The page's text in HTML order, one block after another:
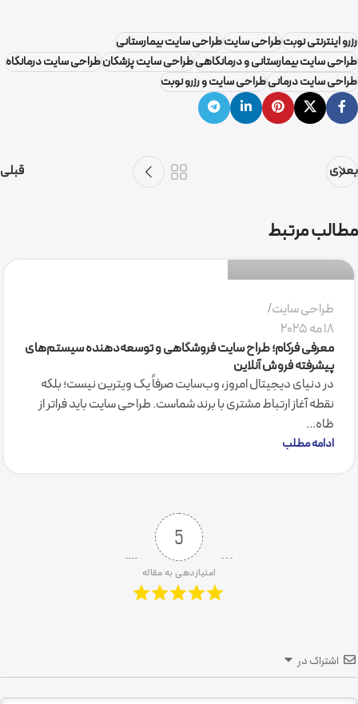
رزرو اینترنتی نوبتطراحی سایتطراحی سایت بیمارستانی
طراحی سایت بیمارستانی و درمانگاهیطراحی سایت پزشکانطراحی سایت درمانگاه
طراحی سایت درمانیطراحی سایت و رزرو نوبت
بعدی قبلی
مطالب مرتبط
طراحی سایت
18 مه 2025
معرفی فرکام؛ طراح سایت فروشگاهی و توسعه‌دهنده سیستم‌های
پیشرفته فروش آنلاین
در دنیای دیجیتال امروز، وب‌سایت صرفاً یک ویترین نیست؛ بلکه
نقطه آغاز ارتباط مشتری با برند شماست. طراحی سایت باید فراتر از
ظاه...
ادامه مطلب
5
امتیازدهی به مقاله
اشتراک در